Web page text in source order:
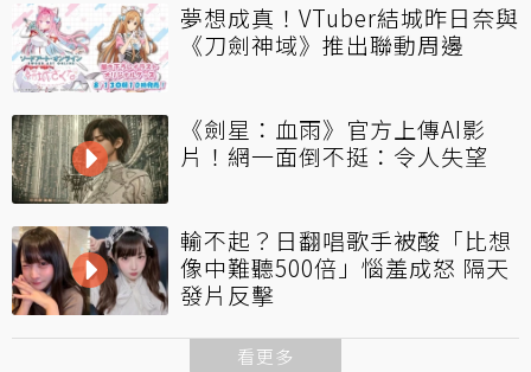
夢想成真！VTuber結城昨日奈與
《刀劍神域》推出聯動周邊
《劍星：血雨》官方上傳AI影
片！網一面倒不挺：令人失望
輸不起？日翻唱歌手被酸「比想
像中難聽500倍」惱羞成怒 隔天
發片反擊
看更多